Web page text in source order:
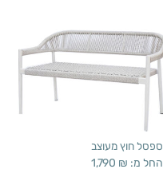
ספסל חוץ מעוצב
החל מ: 1,790 ₪